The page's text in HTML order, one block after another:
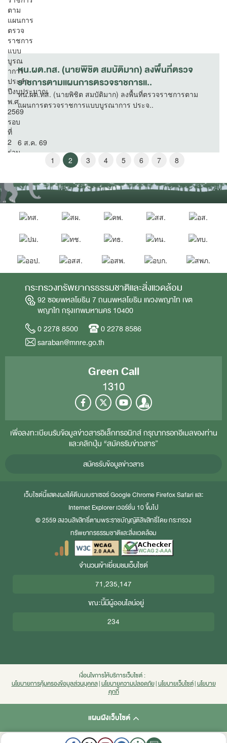
หน.ผต.ทส. (นายพิชิต สมบัติมาก) ลงพื้นที่ตรวจ
ราชการตามแผนการตรวจราชการแ..
หน.ผต.ทส. (นายพิชิต สมบัติมาก) ลงพื้นที่ตรวจราชการตาม
แผนการตรวจราชการแบบบูรณาการ ประจ..
6 ส.ค. 69
1
2 3 4 5 6 7 8
กระทรวงทรัพยากรธรรมชาติและสิ่งแวดล้อม
92 ซอยพหลโยธิน 7 ถนนพหลโยธิน แขวงพญาไท เขต
พญาไท กรุงเทพมหานคร 10400
0 2278 8500
0 2278 8586
saraban@mnre.go.th
Green Call
1310
เพื่อลงทะเบียนรับข้อมูลข่าวสารอิเล็กทรอนิกส์ กรุณากรอกอีเมลของท่าน
และคลิกปุ่ม “สมัครรับข่าวสาร”
สมัครรับข้อมูลข่าวสาร
เว็บไซต์นี้แสดงผลได้ดีบนเบราเซอร์Google Chrome FirefoxSafari และ
Internet Explorer เวอร์ชั่น 10 ขึ้นไป
© 2559 สงวนลิขสิทธิ์ตามพระราชบัญญัติลิขสิทธิ์โดย กระทรวง
ทรัพยากรธรรมชาติและสิ่งแวดล้อม
จำนวนเข้าเยี่ยมชมเว็บไซต์
71,235,147
ขณะนี้มีผู้ออนไลน์อยู่
234
เงื่อนไขการให้บริการเว็บไซต์ :
นโยบายการคุ้มครองข้อมูลส่วนบุคคล|นโยบายความปลอดภัย|นโยบายเว็บไซต์|นโยบาย
คุกกี้
แผนผังเว็บไซต์